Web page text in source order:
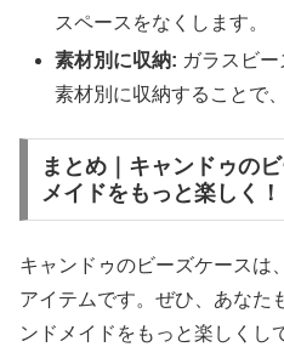
スペースをなくします。
素材別に収納: ガラスビー
素材別に収納することで
まとめ｜キャンドゥの
メイドをもっと楽しく！
キャンドゥのビーズケースは
アイテムです。ぜひ、あなた
ンドメイドをもっと楽しくし